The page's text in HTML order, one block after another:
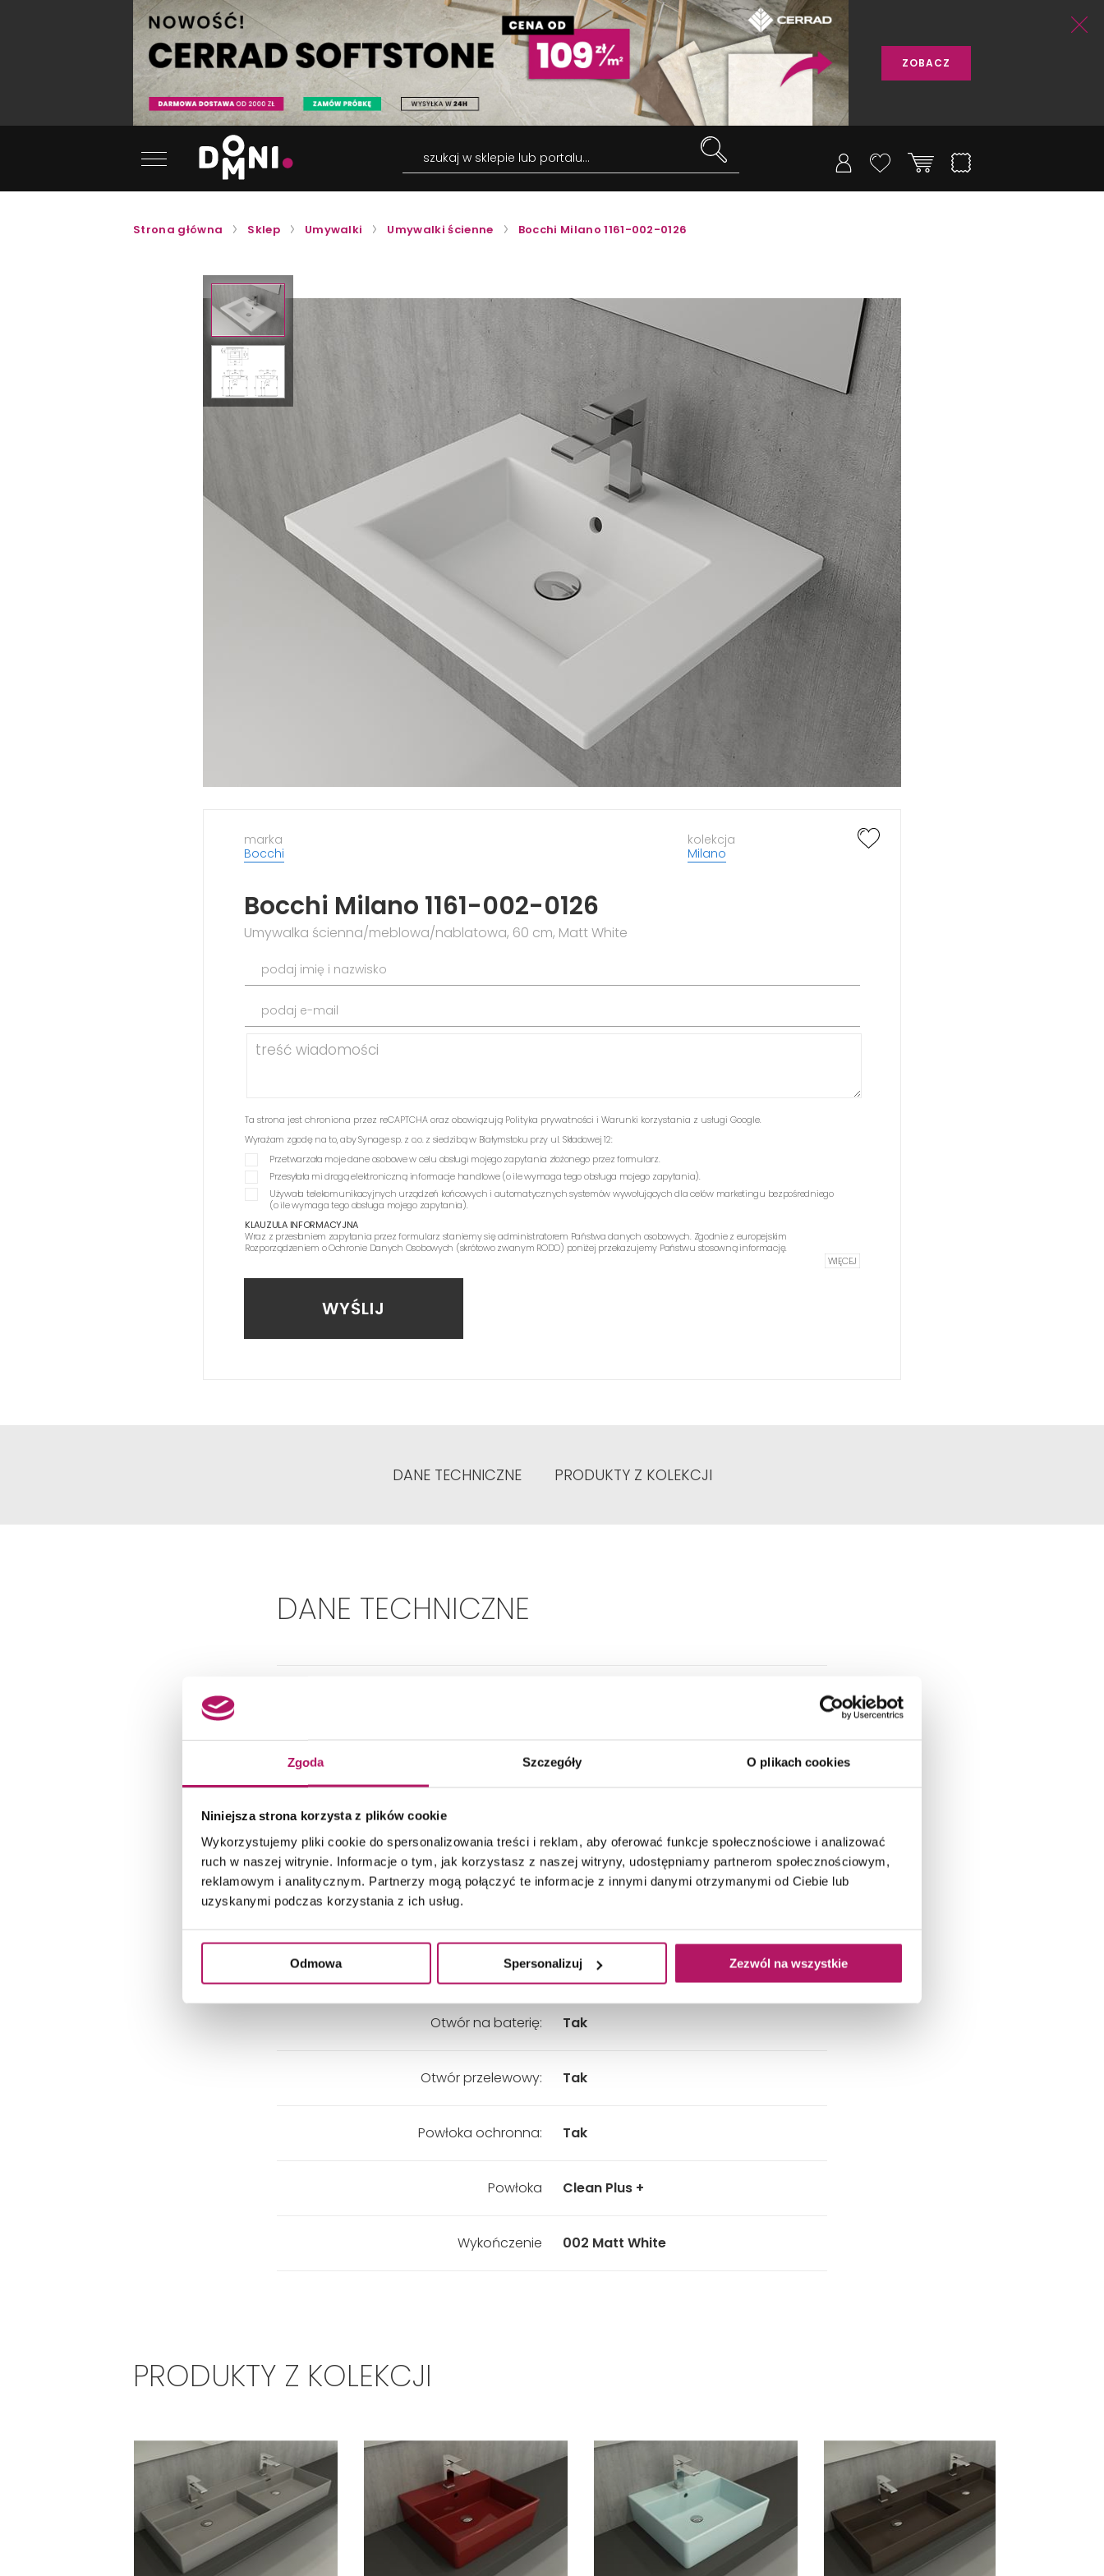
Zgoda Szczegóły O plikach cookies
Niniejsza strona korzysta z plików cookie
Wykorzystujemy pliki cookie do spersonalizowania treści i reklam, aby oferować funkcje społecznościowe i analizować
ruch w naszej witrynie. Informacje o tym, jak korzystasz z naszej witryny, udostępniamy partnerom społecznościowym,
reklamowym i analitycznym. Partnerzy mogą połączyć te informacje z innymi danymi otrzymanymi od Ciebie lub
uzyskanymi podczas korzystania z ich usług.
Odmowa Spersonalizuj Zezwól na wszystkie
ZOBACZ
szukaj w sklepie lub portalu...
Strona główna Sklep Umywalki Umywalki ścienne Bocchi Milano 1161-002-0126
marka
Bocchi
kolekcja
Milano
Bocchi Milano 1161-002-0126
Umywalka ścienna/meblowa/nablatowa, 60 cm, Matt White
podaj imię i nazwisko
podaj e-mail
Ta strona jest chroniona przez reCAPTCHA oraz obowiązują Polityka prywatności i Warunki korzystania z usługi Google.
Wyrażam zgodę na to, aby Synage sp. z o.o. z siedzibą w Białymstoku przy ul. Składowej 12:
Przetwarzała moje dane osobowe w celu obsługi mojego zapytania złożonego przez formularz.
Przesyłała mi drogą elektroniczną informacje handlowe (o ile wymaga tego obsługa mojego zapytania).
Używała telekomunikacyjnych urządzeń końcowych i automatycznych systemów wywołujących dla celów marketingu bezpośredniego
(o ile wymaga tego obsługa mojego zapytania).
KLAUZULA INFORMACYJNA
Wraz z przesłaniem zapytania przez formularz staniemy się administratorem Państwa danych osobowych. Zgodnie z europejskim
Rozporządzeniem o Ochronie Danych Osobowych (skrótowo zwanym RODO) poniżej przekazujemy Państwu stosowną informację.
WIĘCEJ
WYŚLIJ
DANE TECHNICZNE PRODUKTY Z KOLEKCJI
DANE TECHNICZNE
Dokładny wymiar - Szerokość: 615 mm
Dokładny wymiar - Wysokość:
Kolor: Biały
Otwór na baterię: Tak
Otwór przelewowy: Tak
Powłoka ochronna: Tak
Powłoka Clean Plus +
Wykończenie 002 Matt White
PRODUKTY Z KOLEKCJI